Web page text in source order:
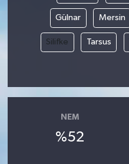
Gülnar Mersin
Silifke Tarsus
NEM
%52